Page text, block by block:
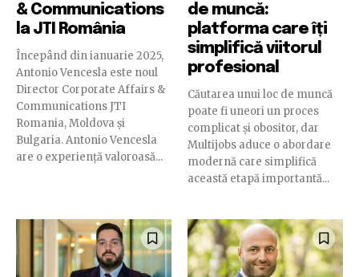
& Communications
la JTI România
Începând din ianuarie 2025,
Antonio Vencesla este noul
Director Corporate Affairs &
Communications JTI
Romania, Moldova și
Bulgaria. Antonio Vencesla
are o experiență valoroasă...
de muncă:
platforma care îți
simplifică viitorul
profesional
Căutarea unui loc de muncă
poate fi uneori un proces
complicat și obositor, dar
Multijobs aduce o abordare
modernă care simplifică
această etapă importantă...